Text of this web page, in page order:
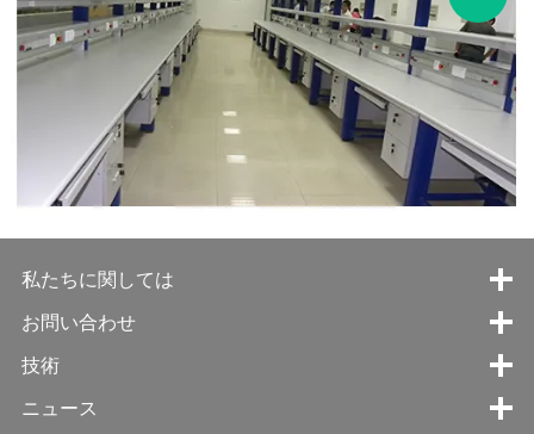
私たちに関しては
お問い合わせ
技術
ニュース